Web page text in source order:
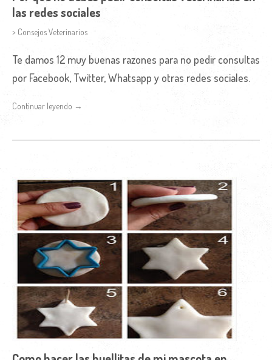
las redes sociales
> Consejos Veterinarios
Te damos 12 muy buenas razones para no pedir consultas
por Facebook, Twitter, Whatsapp y otras redes sociales.
Continuar leyendo →